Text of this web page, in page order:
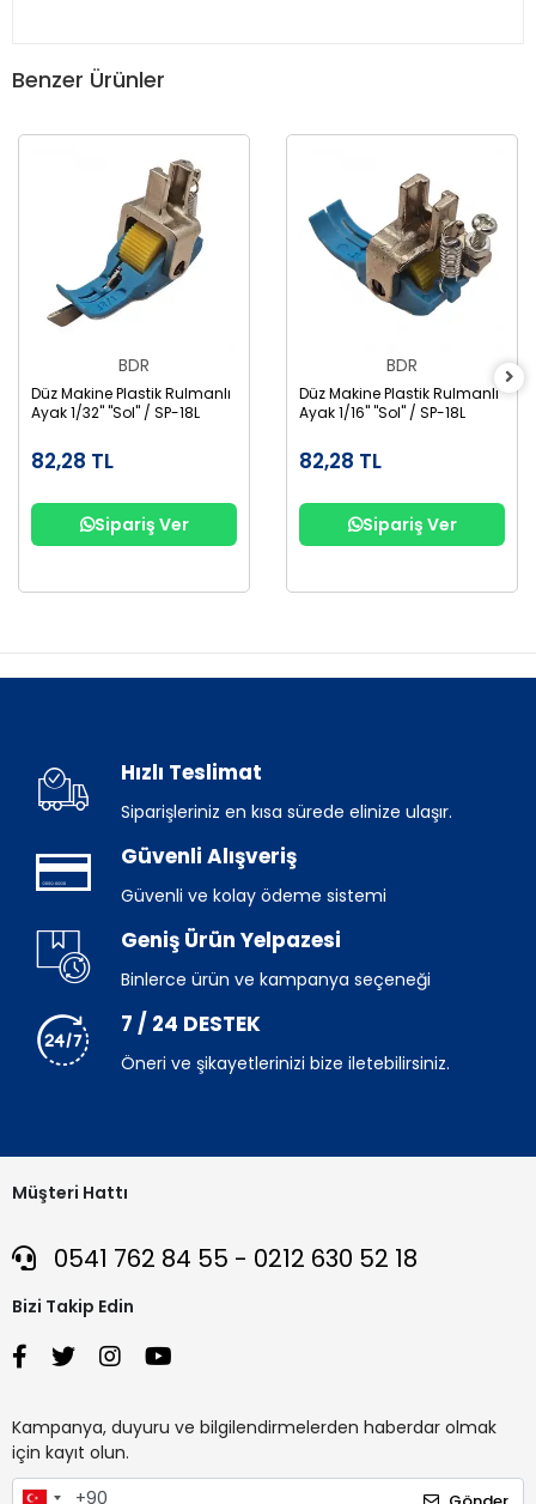
Benzer Ürünler
BDR
Düz Makine Plastik Rulmanlı
Ayak 1/32" "Sol" / SP-18L
82,28 TL
Sipariş Ver
BDR
Düz Makine Plastik Rulmanlı
Ayak 1/16" "Sol" / SP-18L
82,28 TL
Sipariş Ver
Hızlı Teslimat
Siparişleriniz en kısa sürede elinize ulaşır.
Güvenli Alışveriş
Güvenli ve kolay ödeme sistemi
Geniş Ürün Yelpazesi
Binlerce ürün ve kampanya seçeneği
7 / 24 DESTEK
Öneri ve şikayetlerinizi bize iletebilirsiniz.
Müşteri Hattı
0541 762 84 55 - 0212 630 52 18
Bizi Takip Edin
Kampanya, duyuru ve bilgilendirmelerden haberdar olmak
için kayıt olun.